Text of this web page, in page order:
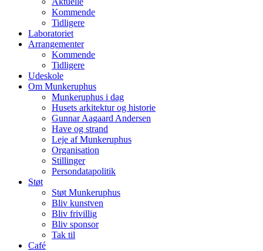
Kommende
Tidligere
Laboratoriet
Arrangementer
Kommende
Tidligere
Udeskole
Om Munkeruphus
Munkeruphus i dag
Husets arkitektur og historie
Gunnar Aagaard Andersen
Have og strand
Leje af Munkeruphus
Organisation
Stillinger
Persondatapolitik
Støt
Støt Munkeruphus
Bliv kunstven
Bliv frivillig
Bliv sponsor
Tak til
Café